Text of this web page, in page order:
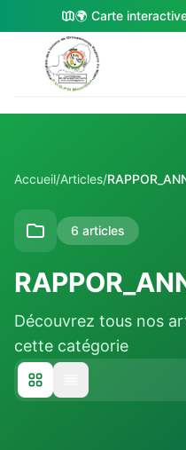
🌍 Carte
MOORIBEN
Accueil/Articles/
6 articles
Découvrez tous nos
cette catégorie